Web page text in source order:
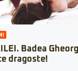
Badea
dragoste!